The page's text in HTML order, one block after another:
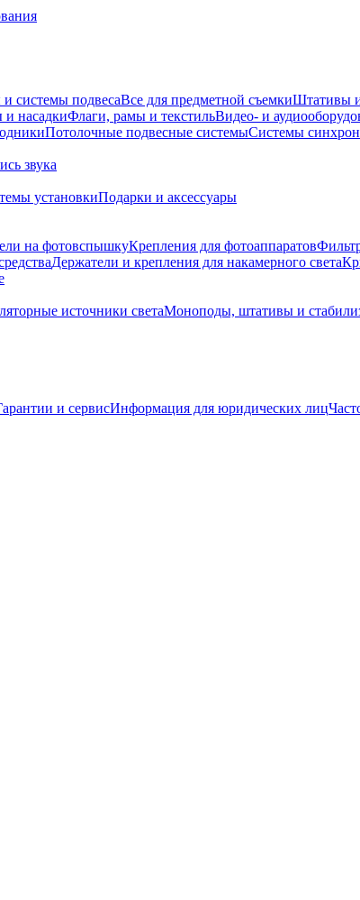
системы подвесаВсе для предметной съемкиШтативы
и насадкиФлаги, рамы и текстильВидео- и
Потолочные подвесные системыСистемы
звука
установкиПодарки и аксессуары
на фотовспышкуКрепления для фотоаппаратов
Держатели и крепления для накамерного света
источники светаМоноподы, штативы и
и сервисИнформация для юридических лиц